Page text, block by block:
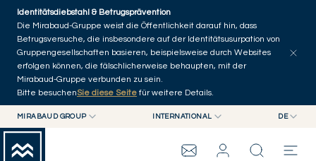
Skip to main content
Identitätsdiebstahl & Betrugsprävention
Die Mirabaud-Gruppe weist die Öffentlichkeit darauf hin, dass
Betrugsversuche, die insbesondere auf der Identitätsusurpation von
Gruppengesellschaften basieren, beispielsweise durch Websites
erfolgen können, die fälschlicherweise behaupten, mit der
Mirabaud-Gruppe verbunden zu sein.
Bitte besuchenSie diese Seite für weitere Details.
MIRABAUD GROUP
MIRABAUD ASSET MANAGEMENT
INTERNATIONAL
SCHWEIZ
DE
FR